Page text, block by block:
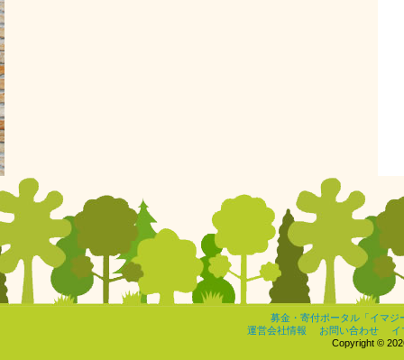
募金・寄付ポータル「イマジ
運営会社情報
お問い合わせ
イ
Copyright ©